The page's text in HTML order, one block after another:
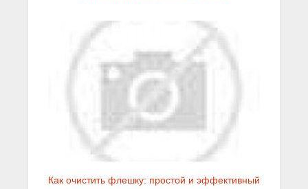
Как очистить флешку: простой и эффективный